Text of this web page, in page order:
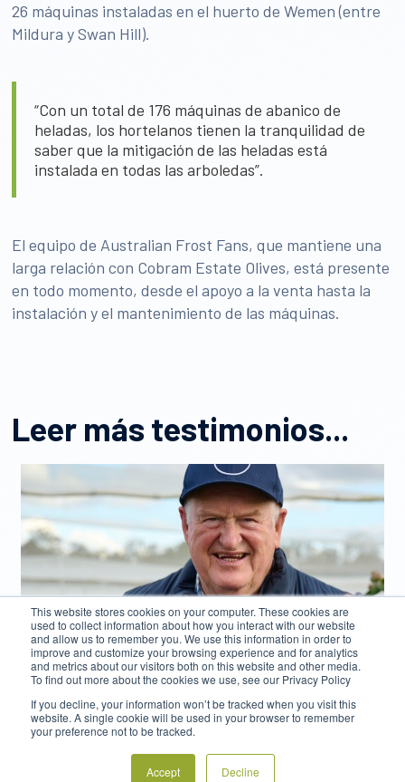
This website stores cookies on your computer. These cookies are
used to collect information about how you interact with our website
and allow us to remember you. We use this information in order to
improve and customize your browsing experience and for analytics
and metrics about our visitors both on this website and other media.
To find out more about the cookies we use, see our Privacy Policy
If you decline, your information won’t be tracked when you visit this
website. A single cookie will be used in your browser to remember
your preference not to be tracked.
Accept Decline
26 máquinas instaladas en el huerto de Wemen (entre
Mildura y Swan Hill).
“Con un total de 176 máquinas de abanico de
heladas, los hortelanos tienen la tranquilidad de
saber que la mitigación de las heladas está
instalada en todas las arboledas”.
El equipo de Australian Frost Fans, que mantiene una
larga relación con Cobram Estate Olives, está presente
en todo momento, desde el apoyo a la venta hasta la
instalación y el mantenimiento de las máquinas.
Leer más testimonios...